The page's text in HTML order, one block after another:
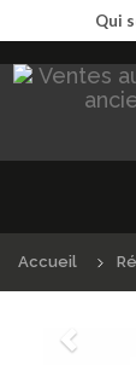
Qui
Accueil